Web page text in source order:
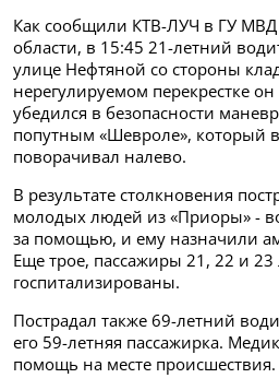
Как сообщили КТВ-ЛУЧ в ГУ МВД
области, в 15:45 21-летний
улице Нефтяной со стороны
нерегулируемом перекрестке
убедился в безопасности
попутным «Шевроле», который
поворачивал налево.
В результате столкновения
молодых людей из «Приоры» -
за помощью, и ему назначили
Еще трое, пассажиры 21, 22 и 23
госпитализированы.
Пострадал также 69-летний
его 59-летняя пассажирка.
помощь на месте происшествия.